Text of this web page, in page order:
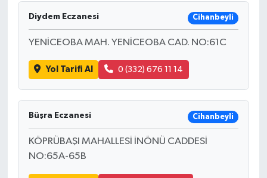
Diydem Eczanesi Cihanbeyli
YENİCEOBA MAH. YENİCEOBA CAD. NO:61C
Yol Tarifi Al 0 (332) 676 11 14
Büşra Eczanesi Cihanbeyli
KÖPRÜBAŞI MAHALLESİ İNÖNÜ CADDESİ
NO:65A-65B